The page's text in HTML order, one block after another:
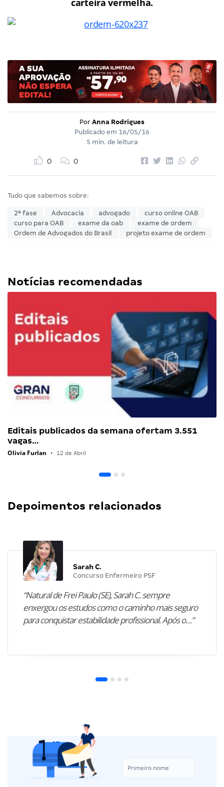
carteira vermelha.
Por Anna Rodrigues
Publicado em 16/05/16
5 min. de leitura
0 0
Tudo que sabemos sobre:
2ª fase Advocacia advogado
curso online OAB
curso para OAB
exame da oab
exame de ordem
Ordem de Advogados do Brasil
projeto exame de ordem
Notícias recomendadas
Editais publicados da semana ofertam 3.551
vagas…
Olivia Furlan • 12 de Abril
Depoimentos relacionados
Sarah C.
Concurso Enfermeiro PSF
“Natural de Frei Paulo (SE), Sarah C. sempre
enxergou os estudos como o caminho mais seguro
para conquistar estabilidade profissional. Após o…”